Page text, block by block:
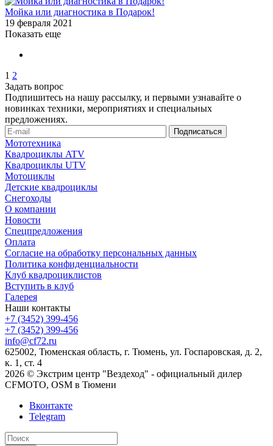
Мойка или диагностика в Подарок!
19 февраля 2021
Показать еще
1 2
Задать вопрос
Подпишитесь на нашу рассылку, и первыми узнавайте о
новинках техники, мероприятиях и специальных
предложениях.
Мототехника
Квадроциклы ATV
Квадроциклы UTV
Мотоциклы
Детские квадроциклы
Снегоходы
О компании
Новости
Спецпредложения
Оплата
Согласие на обработку персональных данных
Политика конфиденциальности
Клуб квадроциклистов
Вступить в клуб
Галерея
Наши контакты
+7 (3452) 399-456
+7 (3452) 399-456
info@cf72.ru
625002, Тюменская область, г. Тюмень, ул. Госпаровская, д. 2,
к. 1, ст. 4
2026 © Экстрим центр "Вездеход" - официальный дилер
CFMOTO, OSM в Тюмени
Вконтакте
Telegram